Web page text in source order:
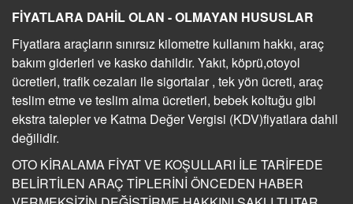
FİYATLARA DAHİL OLAN - OLMAYAN HUSUSLAR
Fiyatlara araçların sınırsız kilometre kullanım hakkı, araç
bakım giderleri ve kasko dahildir. Yakıt, köprü,otoyol
ücretleri, trafik cezaları ile sigortalar , tek yön ücreti, araç
teslim etme ve teslim alma ücretleri, bebek koltuğu gibi
ekstra talepler ve Katma Değer Vergisi (KDV)fiyatlara dahil
değilidir.
OTO KİRALAMA FİYAT VE KOŞULLARI İLE TARİFEDE
BELİRTİLEN ARAÇ TİPLERİNİ ÖNCEDEN HABER